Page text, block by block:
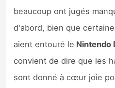
beaucoup ont jugés
d'abord, bien que
aient entouré le Nintendo
convient de dire que les
sont donné à cœur joie